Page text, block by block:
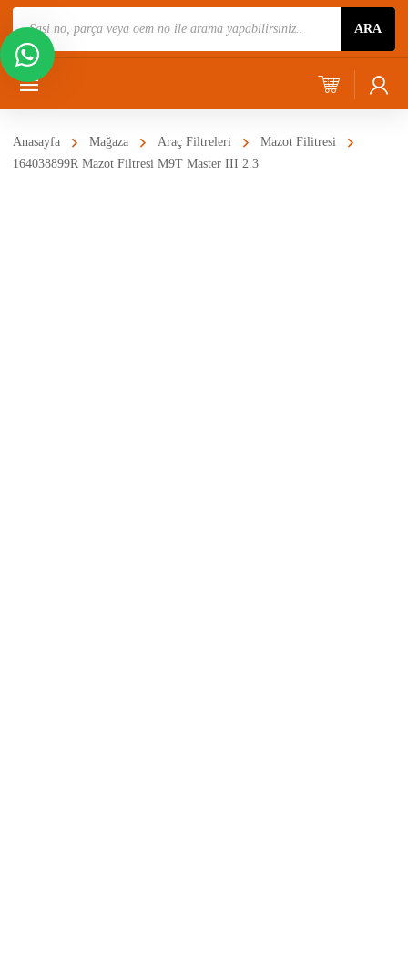
Ara
ARA
Anasayfa Mağaza Araç Filtreleri
Mazot Filitresi
164038899R Mazot Filtresi M9T Master III 2.3